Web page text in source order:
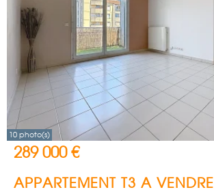
10 photo(s)
289 000 €
APPARTEMENT T3 A VENDRE